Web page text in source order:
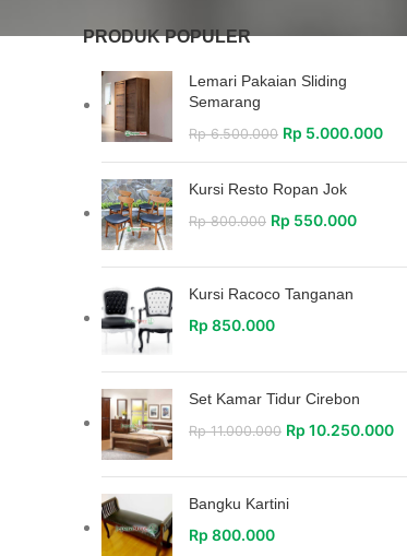
PRODUK POPULER
Lemari Pakaian Sliding
Semarang
Rp6.500.000 Rp 5.000.000
Kursi Resto Ropan Jok
Rp800.000 Rp 550.000
Kursi Racoco Tanganan
Rp 850.000
Set Kamar Tidur Cirebon
Rp11.000.000 Rp 10.250.000
Bangku Kartini
Rp 800.000